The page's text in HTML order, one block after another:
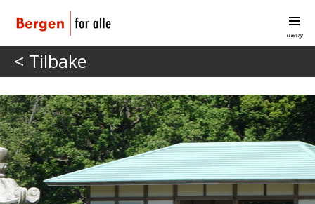
meny
< Tilbake